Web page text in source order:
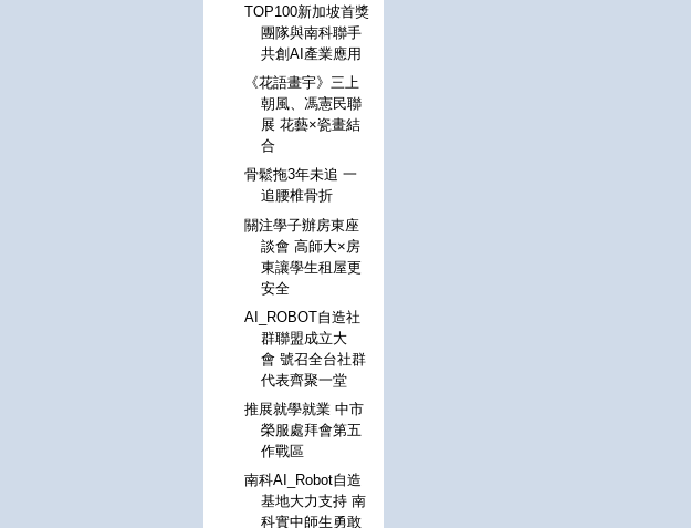
TOP100新加坡首獎
團隊與南科聯手
共創AI產業應用
《花語畫宇》三上
朝風、馮憲民聯
展 花藝×瓷畫結
合
骨鬆拖3年未追 一
追腰椎骨折
關注學子辦房東座
談會 高師大×房
東讓學生租屋更
安全
AI_ROBOT自造社
群聯盟成立大
會 號召全台社群
代表齊聚一堂
推展就學就業 中市
榮服處拜會第五
作戰區
南科AI_Robot自造
基地大力支持 南
科實中師生勇敢